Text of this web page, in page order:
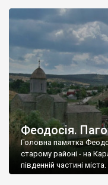
Феодосія.
Головна памятка
старому районі - на
південній частині міста.